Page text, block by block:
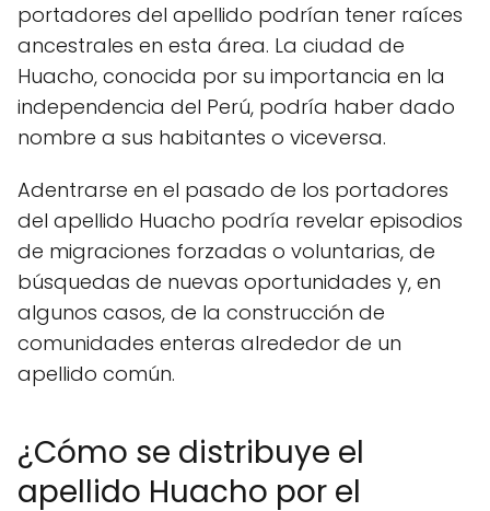
portadores del apellido podrían tener raíces
ancestrales en esta área. La ciudad de
Huacho, conocida por su importancia en la
independencia del Perú, podría haber dado
nombre a sus habitantes o viceversa.
Adentrarse en el pasado de los portadores
del apellido Huacho podría revelar episodios
de migraciones forzadas o voluntarias, de
búsquedas de nuevas oportunidades y, en
algunos casos, de la construcción de
comunidades enteras alrededor de un
apellido común.
¿Cómo se distribuye el
apellido Huacho por el